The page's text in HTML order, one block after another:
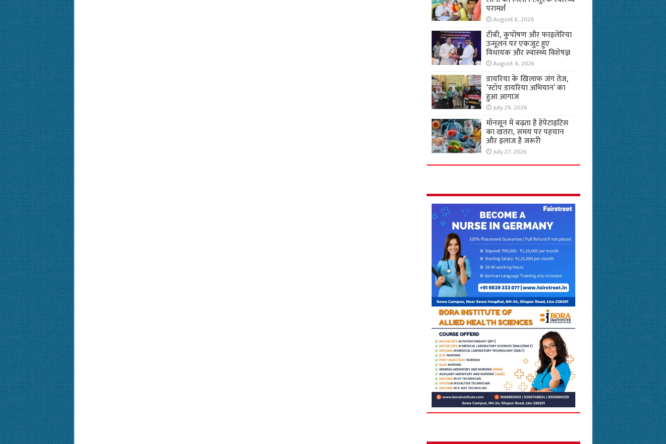
परामर्श
August 6, 2026
टीबी, कुपोषण और फाइलेरिया
उन्मूलन पर एकजुट हुए
विधायक और स्वास्थ्य विशेषज्ञ
August 4, 2026
डायरिया के खिलाफ जंग तेज,
‘स्टॉप डायरिया अभियान’ का
हुआ आगाज
July 29, 2026
मॉनसून में बढ़ता है हेपेटाइटिस
का खतरा, समय पर पहचान
और इलाज है जरूरी
July 27, 2026